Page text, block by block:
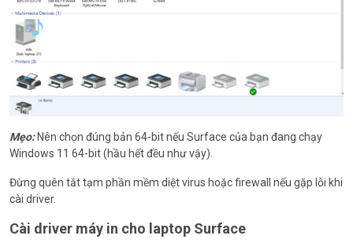
Mẹo: Nên chọn đúng bản 64-bit nếu Surface của bạn đang chạy
Windows 11 64-bit (hầu hết đều như vậy).
Đừng quên tắt tạm phần mềm diệt virus hoặc firewall nếu gặp lỗi khi
cài driver.
Cài driver máy in cho laptop Surface